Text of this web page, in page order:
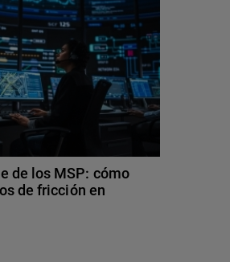
de los MSP: cómo
de fricción en